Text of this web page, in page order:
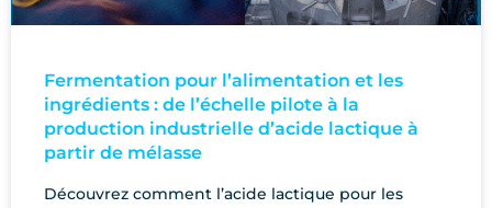
Fermentation pour l’alimentation et les
ingrédients : de l’échelle pilote à la
production industrielle d’acide lactique à
partir de mélasse
Découvrez comment l’acide lactique pour les